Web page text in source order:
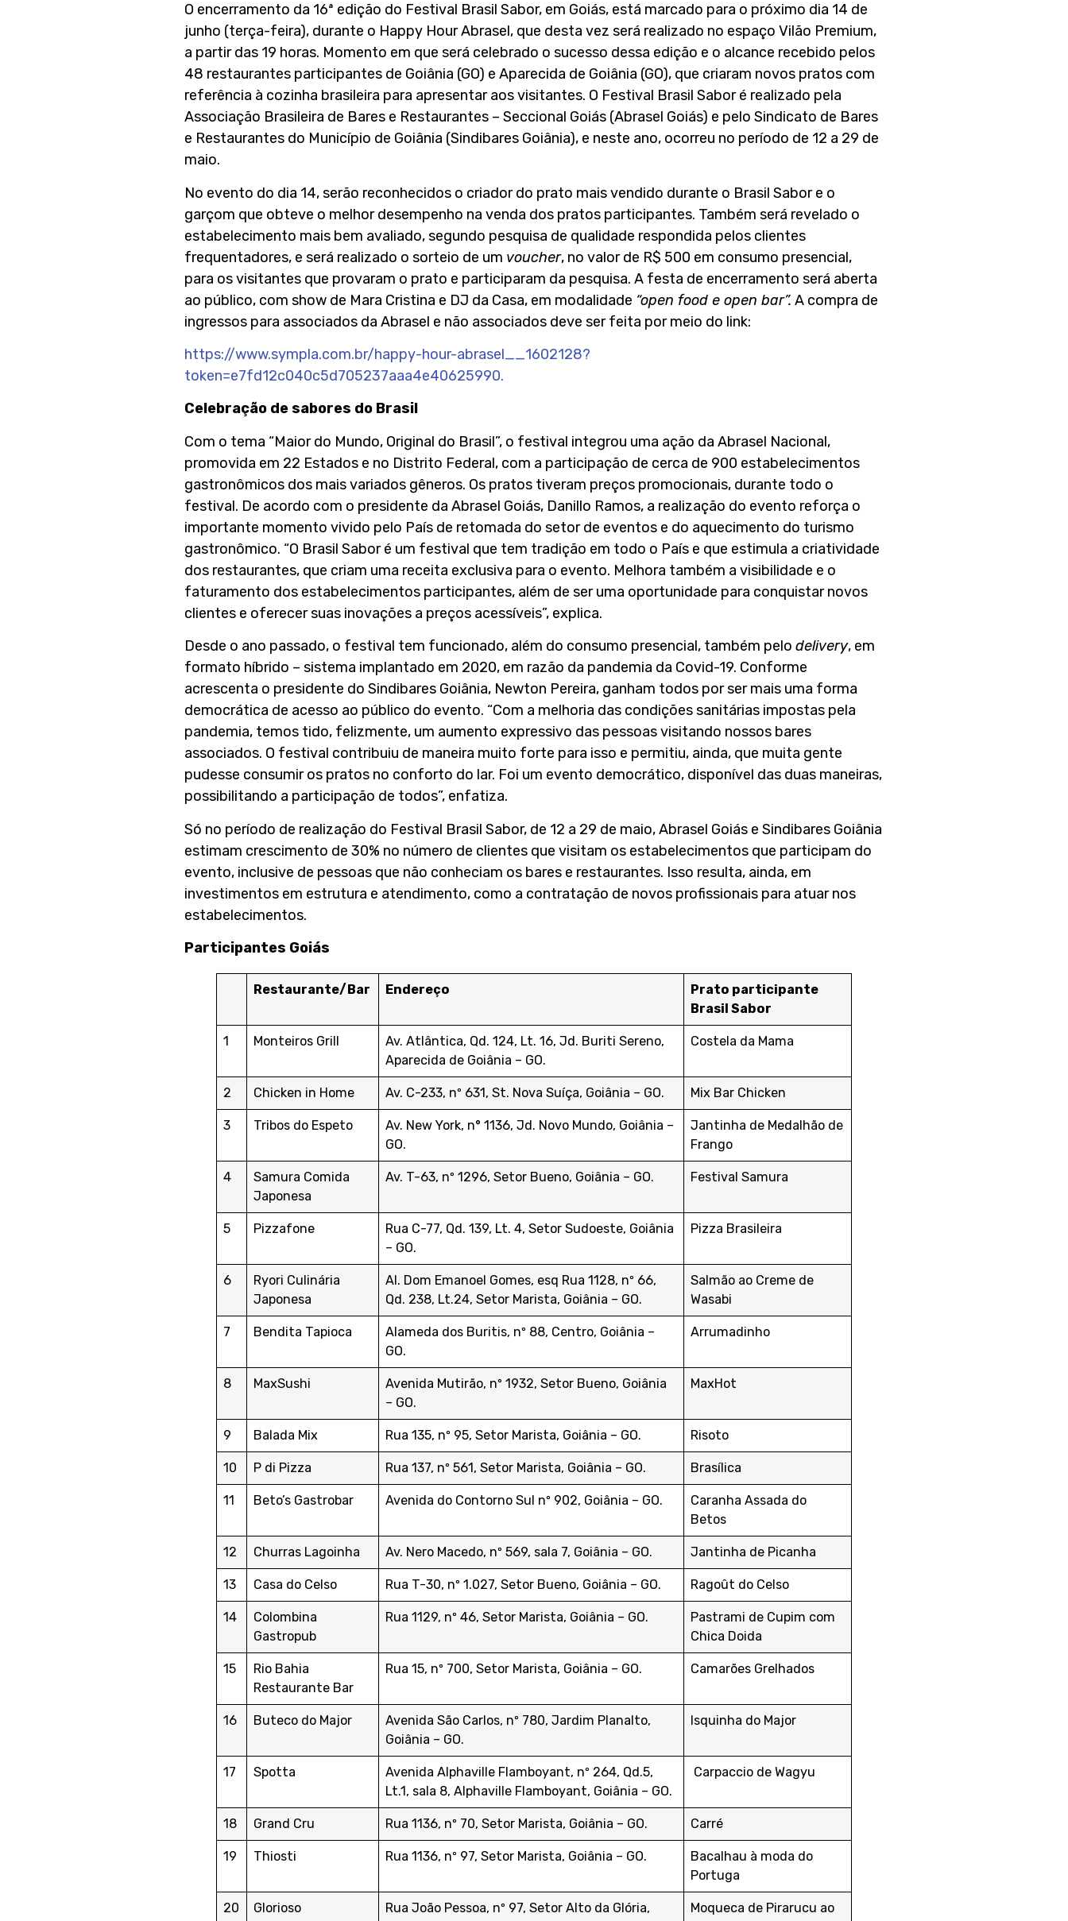
O encerramento da 16ª edição do Festival Brasil Sabor, em Goiás, está marcado para o próximo dia 14 de
junho (terça-feira), durante o Happy Hour Abrasel, que desta vez será realizado no espaço Vilão Premium,
a partir das 19 horas. Momento em que será celebrado o sucesso dessa edição e o alcance recebido pelos
48 restaurantes participantes de Goiânia (GO) e Aparecida de Goiânia (GO), que criaram novos pratos com
referência à cozinha brasileira para apresentar aos visitantes. O Festival Brasil Sabor é realizado pela
Associação Brasileira de Bares e Restaurantes – Seccional Goiás (Abrasel Goiás) e pelo Sindicato de Bares
e Restaurantes do Município de Goiânia (Sindibares Goiânia), e neste ano, ocorreu no período de 12 a 29 de
maio.
No evento do dia 14, serão reconhecidos o criador do prato mais vendido durante o Brasil Sabor e o
garçom que obteve o melhor desempenho na venda dos pratos participantes. Também será revelado o
estabelecimento mais bem avaliado, segundo pesquisa de qualidade respondida pelos clientes
frequentadores, e será realizado o sorteio de um voucher, no valor de R$ 500 em consumo presencial,
para os visitantes que provaram o prato e participaram da pesquisa. A festa de encerramento será aberta
ao público, com show de Mara Cristina e DJ da Casa, em modalidade “open food e open bar”. A compra de
ingressos para associados da Abrasel e não associados deve ser feita por meio do link:
https://www.sympla.com.br/happy-hour-abrasel__1602128?
token=e7fd12c040c5d705237aaa4e40625990.
Celebração de sabores do Brasil
Com o tema “Maior do Mundo, Original do Brasil”, o festival integrou uma ação da Abrasel Nacional,
promovida em 22 Estados e no Distrito Federal, com a participação de cerca de 900 estabelecimentos
gastronômicos dos mais variados gêneros. Os pratos tiveram preços promocionais, durante todo o
festival. De acordo com o presidente da Abrasel Goiás, Danillo Ramos, a realização do evento reforça o
importante momento vivido pelo País de retomada do setor de eventos e do aquecimento do turismo
gastronômico. “O Brasil Sabor é um festival que tem tradição em todo o País e que estimula a criatividade
dos restaurantes, que criam uma receita exclusiva para o evento. Melhora também a visibilidade e o
faturamento dos estabelecimentos participantes, além de ser uma oportunidade para conquistar novos
clientes e oferecer suas inovações a preços acessíveis”, explica.
Desde o ano passado, o festival tem funcionado, além do consumo presencial, também pelo delivery, em
formato híbrido – sistema implantado em 2020, em razão da pandemia da Covid-19. Conforme
acrescenta o presidente do Sindibares Goiânia, Newton Pereira, ganham todos por ser mais uma forma
democrática de acesso ao público do evento. “Com a melhoria das condições sanitárias impostas pela
pandemia, temos tido, felizmente, um aumento expressivo das pessoas visitando nossos bares
associados. O festival contribuiu de maneira muito forte para isso e permitiu, ainda, que muita gente
pudesse consumir os pratos no conforto do lar. Foi um evento democrático, disponível das duas maneiras,
possibilitando a participação de todos”, enfatiza.
Só no período de realização do Festival Brasil Sabor, de 12 a 29 de maio, Abrasel Goiás e Sindibares Goiânia
estimam crescimento de 30% no número de clientes que visitam os estabelecimentos que participam do
evento, inclusive de pessoas que não conheciam os bares e restaurantes. Isso resulta, ainda, em
investimentos em estrutura e atendimento, como a contratação de novos profissionais para atuar nos
estabelecimentos.
Participantes Goiás
Restaurante/Bar Endereço
Prato participante
Brasil Sabor
1 Monteiros Grill
Av. Atlântica, Qd. 124, Lt. 16, Jd. Buriti Sereno,
Aparecida de Goiânia – GO.
Costela da Mama
2 Chicken in Home Av. C-233, nº 631, St. Nova Suíça, Goiânia – GO. Mix Bar Chicken
3 Tribos do Espeto
Av. New York, n° 1136, Jd. Novo Mundo, Goiânia –
GO.
Jantinha de Medalhão de
Frango
4
Samura Comida
Japonesa
Av. T-63, nº 1296, Setor Bueno, Goiânia – GO. Festival Samura
5 Pizzafone
Rua C-77, Qd. 139, Lt. 4, Setor Sudoeste, Goiânia
– GO.
Pizza Brasileira
6
Ryori Culinária
Japonesa
Al. Dom Emanoel Gomes, esq Rua 1128, nº 66,
Qd. 238, Lt.24, Setor Marista, Goiânia – GO.
Salmão ao Creme de
Wasabi
7 Bendita Tapioca
Alameda dos Buritis, nº 88, Centro, Goiânia –
GO.
Arrumadinho
8 MaxSushi
Avenida Mutirão, nº 1932, Setor Bueno, Goiânia
– GO.
MaxHot
9 Balada Mix Rua 135, nº 95, Setor Marista, Goiânia – GO. Risoto
10 P di Pizza Rua 137, nº 561, Setor Marista, Goiânia – GO. Brasílica
11 Beto’s Gastrobar Avenida do Contorno Sul nº 902, Goiânia – GO.
Caranha Assada do
Betos
12 Churras Lagoinha Av. Nero Macedo, nº 569, sala 7, Goiânia – GO. Jantinha de Picanha
13 Casa do Celso Rua T-30, nº 1.027, Setor Bueno, Goiânia – GO. Ragoût do Celso
14
Colombina
Gastropub
Rua 1129, nº 46, Setor Marista, Goiânia – GO.
Pastrami de Cupim com
Chica Doida
15
Rio Bahia
Restaurante Bar
Rua 15, nº 700, Setor Marista, Goiânia – GO. Camarões Grelhados
16 Buteco do Major
Avenida São Carlos, nº 780, Jardim Planalto,
Goiânia – GO.
Isquinha do Major
17 Spotta
Avenida Alphaville Flamboyant, nº 264, Qd.5,
Lt.1, sala 8, Alphaville Flamboyant, Goiânia – GO.
Carpaccio de Wagyu
18 Grand Cru Rua 1136, nº 70, Setor Marista, Goiânia – GO. Carré
19 Thiosti Rua 1136, nº 97, Setor Marista, Goiânia – GO.
Bacalhau à moda do
Portuga
20 Glorioso
Rua João Pessoa, nº 97, Setor Alto da Glória,
Moqueca de Pirarucu ao